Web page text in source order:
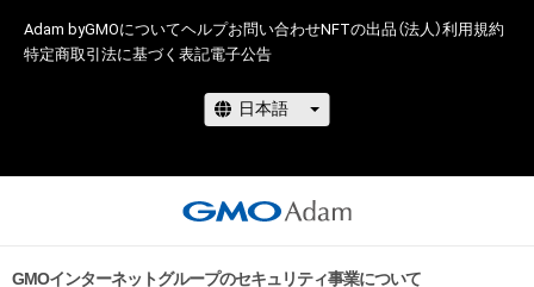
Adam byGMOについてヘルプお問い合わせNFTの出品（法人）利用規約
特定商取引法に基づく表記電子公告
GMOインターネットグループのセキュリティ事業について